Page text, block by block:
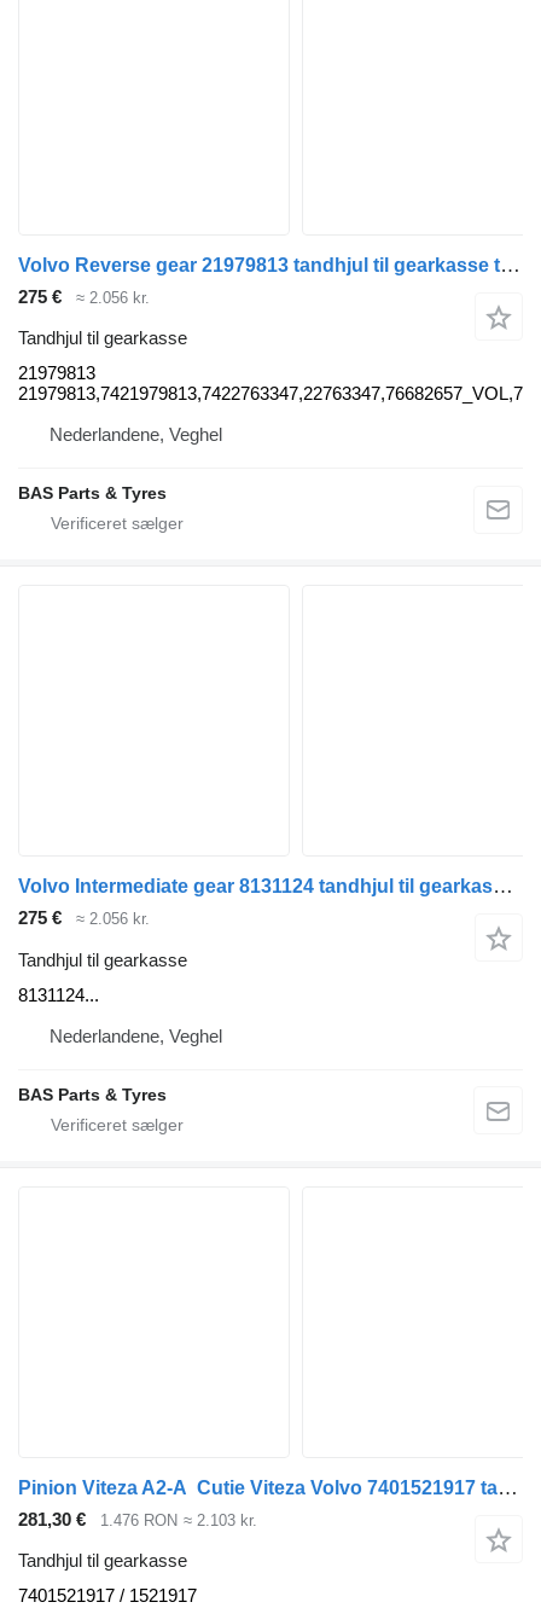
Volvo Reverse gear 21979813 tandhjul til gearkasse til Volvo lastbil
275 € ≈ 2.056 kr.
Tandhjul til gearkasse
21979813
Nederlandene, Veghel
BAS Parts & Tyres
Volvo Intermediate gear 8131124 tandhjul til gearkasse til Volvo lastbil
275 € ≈ 2.056 kr.
Tandhjul til gearkasse
8131124...
Nederlandene, Veghel
BAS Parts & Tyres
Pinion Viteza A2-A Cutie Viteza Volvo 7401521917 tandhjul til gearkasse til Volvo lastbil
281,30 € 1.476 RON ≈ 2.103 kr.
Tandhjul til gearkasse
7401521917 / 1521917